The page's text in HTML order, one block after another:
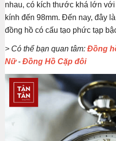
nhau, có kích thước khá lớn
kính đến 98mm. Đến nay, đây
đồng hồ có cấu tạo phức tạp
> Có thể bạn quan tâm: Đồng
Nữ- Đồng Hồ Cặp đôi